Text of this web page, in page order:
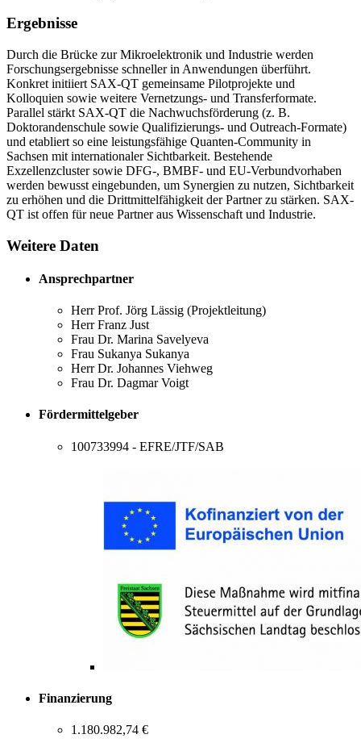
Ergebnisse
Durch die Brücke zur Mikroelektronik und Industrie werden
Forschungsergebnisse schneller in Anwendungen überführt.
Konkret initiiert SAX-QT gemeinsame Pilotprojekte und
Kolloquien sowie weitere Vernetzungs- und Transferformate.
Parallel stärkt SAX-QT die Nachwuchsförderung (z. B.
Doktorandenschule sowie Qualifizierungs- und Outreach-Formate)
und etabliert so eine leistungsfähige Quanten-Community in
Sachsen mit internationaler Sichtbarkeit. Bestehende
Exzellenzcluster sowie DFG-, BMBF- und EU-Verbundvorhaben
werden bewusst eingebunden, um Synergien zu nutzen, Sichtbarkeit
zu erhöhen und die Drittmittelfähigkeit der Partner zu stärken. SAX-
QT ist offen für neue Partner aus Wissenschaft und Industrie.
Weitere Daten
Ansprechpartner
Herr Prof. Jörg Lässig (Projektleitung)
Herr Franz Just
Frau Dr. Marina Savelyeva
Frau Sukanya Sukanya
Herr Dr. Johannes Viehweg
Frau Dr. Dagmar Voigt
Fördermittelgeber
100733994 - EFRE/JTF/SAB
Finanzierung
1.180.982,74 €